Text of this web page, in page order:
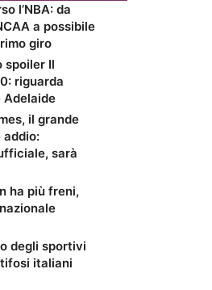
l’NBA: da
a possibile
giro
spoiler Il
riguarda
Adelaide
il grande
addio:
sarà
ha più freni,
degli sportivi
italiani